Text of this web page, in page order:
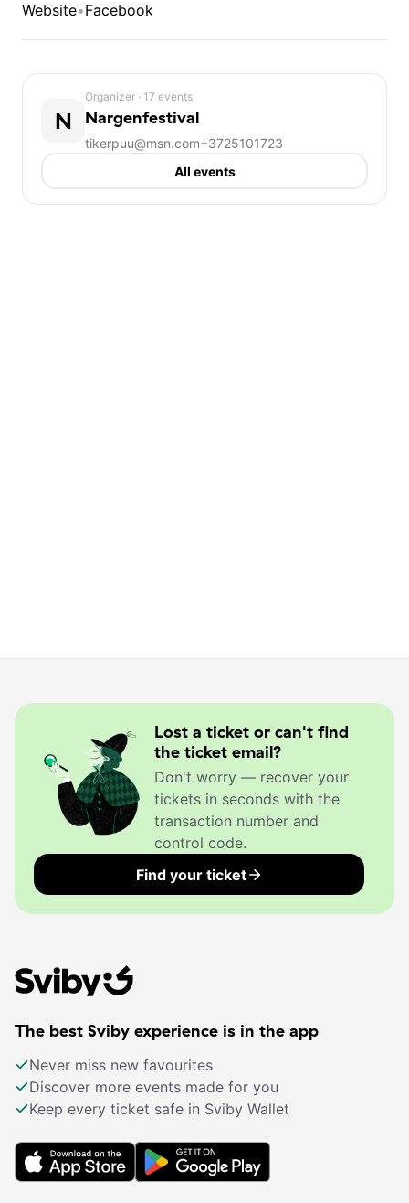
Website•Facebook
N
Organizer · 17 events
Nargenfestival
tikerpuu@msn.com+3725101723
All events
Lost a ticket or can't find
the ticket email?
Don't worry — recover your
tickets in seconds with the
transaction number and
control code.
Find your ticket
The best Sviby experience is in the app
Never miss new favourites
Discover more events made for you
Keep every ticket safe in Sviby Wallet